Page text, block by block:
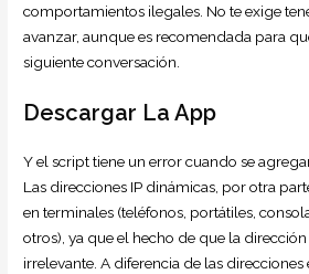
comportamientos ilegales. No te exige
avanzar, aunque es recomendada para
siguiente conversación.
Descargar La App
Y el script tiene un error cuando se
Las direcciones IP dinámicas, por otra
en terminales (teléfonos, portátiles,
otros), ya que el hecho de que la
irrelevante. A diferencia de las direcciones